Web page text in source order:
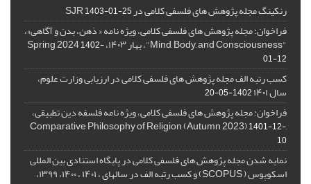
رنکینگ مجله پژوهش های فلسفی کلامی در SJR1403-01-25
فراخوان: مجله پژوهش های فلسفی کلامی، ویژه نامه « ذهن، بدن و آگاهی»،
"Mind, Body, and Consciousness"، بهار ۱۴۰۳، Spring 2024
1402-
01-12
کسب رتبه الف مجله پژوهش های فلسفی کلامی در ارزیابی وزارت علوم،
سال ۱۴۰۱ 1402-05-20
فراخوان: مجله پژوهش های فلسفی کلامی، ویژه نامه فلسفه دین تطبیقی،
,Comparative Philosophy of Religion (Autumn 2023)
1401-12-
10
نمایه شدن مجله پژوهش های فلسفی کلامی در پایگاه استنادی بین المللی
اسکوپوس ( SCOPUS) و کسب رتبه الف در سالهای ، ۱۴۰۱ ، ۱۴۰۰، ۱۳۹۹،